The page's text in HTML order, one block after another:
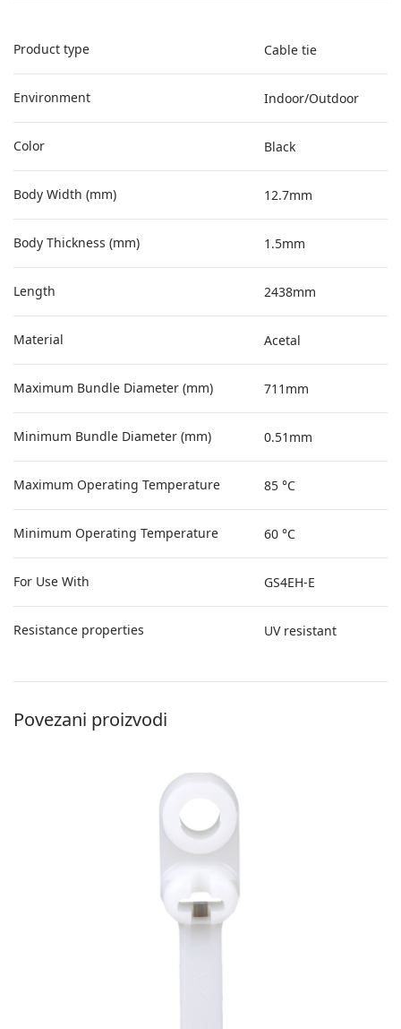
Product type Cable tie
Environment Indoor/Outdoor
Color Black
Body Width (mm) 12.7mm
Body Thickness (mm) 1.5mm
Length 2438mm
Material Acetal
Maximum Bundle Diameter (mm) 711mm
Minimum Bundle Diameter (mm) 0.51mm
Maximum Operating Temperature 85 °C
Minimum Operating Temperature 60 °C
For Use With GS4EH-E
Resistance properties UV resistant
Povezani proizvodi